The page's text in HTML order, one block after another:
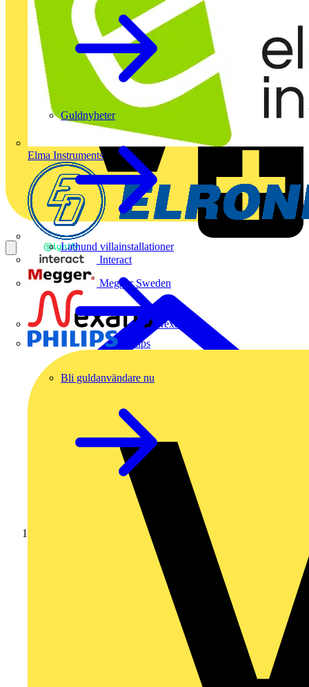
Elma Instruments
Interact
Megger Sweden
Nexans
Philips
Guldnyheter
Lathund villainstallationer
Bli guldanvändare nu